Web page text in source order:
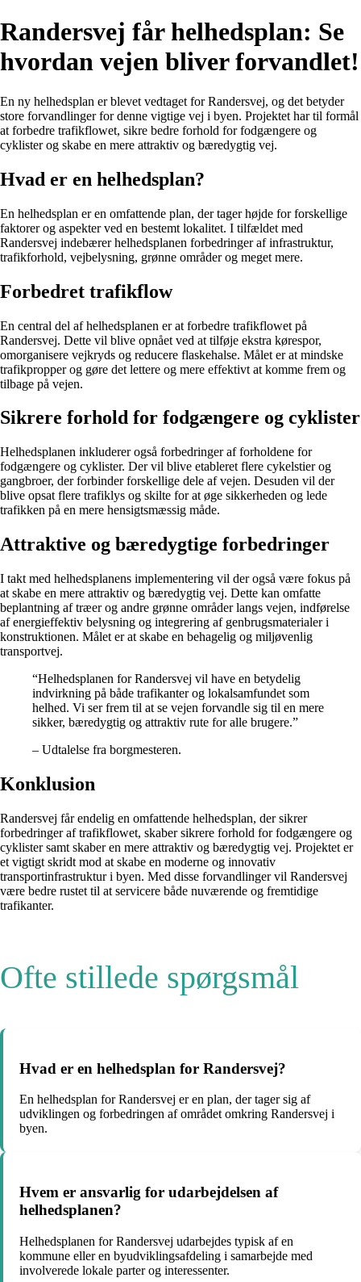
Randersvej får helhedsplan: Se
hvordan vejen bliver forvandlet!
En ny helhedsplan er blevet vedtaget for Randersvej, og det betyder
store forvandlinger for denne vigtige vej i byen. Projektet har til formål
at forbedre trafikflowet, sikre bedre forhold for fodgængere og
cyklister og skabe en mere attraktiv og bæredygtig vej.
Hvad er en helhedsplan?
En helhedsplan er en omfattende plan, der tager højde for forskellige
faktorer og aspekter ved en bestemt lokalitet. I tilfældet med
Randersvej indebærer helhedsplanen forbedringer af infrastruktur,
trafikforhold, vejbelysning, grønne områder og meget mere.
Forbedret trafikflow
En central del af helhedsplanen er at forbedre trafikflowet på
Randersvej. Dette vil blive opnået ved at tilføje ekstra kørespor,
omorganisere vejkryds og reducere flaskehalse. Målet er at mindske
trafikpropper og gøre det lettere og mere effektivt at komme frem og
tilbage på vejen.
Sikrere forhold for fodgængere og cyklister
Helhedsplanen inkluderer også forbedringer af forholdene for
fodgængere og cyklister. Der vil blive etableret flere cykelstier og
gangbroer, der forbinder forskellige dele af vejen. Desuden vil der
blive opsat flere trafiklys og skilte for at øge sikkerheden og lede
trafikken på en mere hensigtsmæssig måde.
Attraktive og bæredygtige forbedringer
I takt med helhedsplanens implementering vil der også være fokus på
at skabe en mere attraktiv og bæredygtig vej. Dette kan omfatte
beplantning af træer og andre grønne områder langs vejen, indførelse
af energieffektiv belysning og integrering af genbrugsmaterialer i
konstruktionen. Målet er at skabe en behagelig og miljøvenlig
transportvej.
“Helhedsplanen for Randersvej vil have en betydelig
indvirkning på både trafikanter og lokalsamfundet som
helhed. Vi ser frem til at se vejen forvandle sig til en mere
sikker, bæredygtig og attraktiv rute for alle brugere.”
– Udtalelse fra borgmesteren.
Konklusion
Randersvej får endelig en omfattende helhedsplan, der sikrer
forbedringer af trafikflowet, skaber sikrere forhold for fodgængere og
cyklister samt skaber en mere attraktiv og bæredygtig vej. Projektet er
et vigtigt skridt mod at skabe en moderne og innovativ
transportinfrastruktur i byen. Med disse forvandlinger vil Randersvej
være bedre rustet til at servicere både nuværende og fremtidige
trafikanter.
Ofte stillede spørgsmål
Hvad er en helhedsplan for Randersvej?
En helhedsplan for Randersvej er en plan, der tager sig af
udviklingen og forbedringen af området omkring Randersvej i
byen.
Hvem er ansvarlig for udarbejdelsen af
helhedsplanen?
Helhedsplanen for Randersvej udarbejdes typisk af en
kommune eller en byudviklingsafdeling i samarbejde med
involverede lokale parter og interessenter.